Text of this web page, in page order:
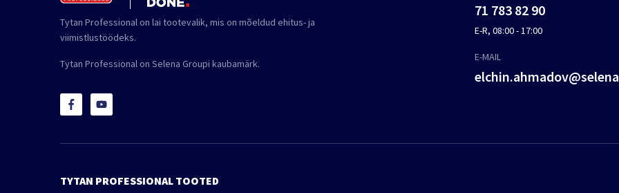
Tytan Professional on lai tootevalik, mis on mõeldud ehitus- ja
viimistlustöödeks.
Tytan Professional on Selena Groupi kaubamärk.
71 783 82 90
E-R, 08:00 - 17:00
E-MAIL
TYTAN PROFESSIONAL TOOTED